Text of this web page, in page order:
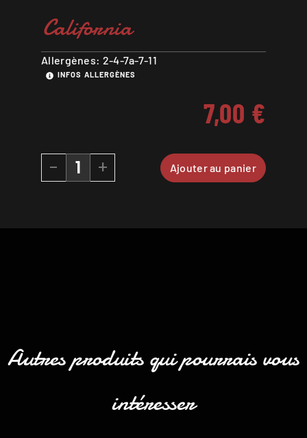
California
Allergènes: 2-4-7a-7-11
INFOS ALLERGÈNES
7,00 €
- + Ajouter au panier
Autres produits qui pourrais vous
intéresser